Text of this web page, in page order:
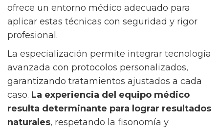
ofrece un entorno médico adecuado para
aplicar estas técnicas con seguridad y rigor
profesional.
La especialización permite integrar tecnología
avanzada con protocolos personalizados,
garantizando tratamientos ajustados a cada
caso. La experiencia del equipo médico
resulta determinante para lograr resultados
naturales, respetando la fisonomía y